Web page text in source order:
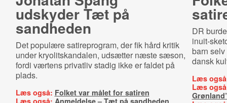
udskyder Tæt på
sandheden
Det populære satireprogram, der fik hård kritik
under kryolitskandalen, udsætter næste sæson,
fordi værtens privatliv stadig ikke er faldet på
plads.
Læs også: Folket var målet for satiren
Læs også: Anmeldelse – Tæt på sandheden
DR
inuit-
barn
dansk
Læs
Læs